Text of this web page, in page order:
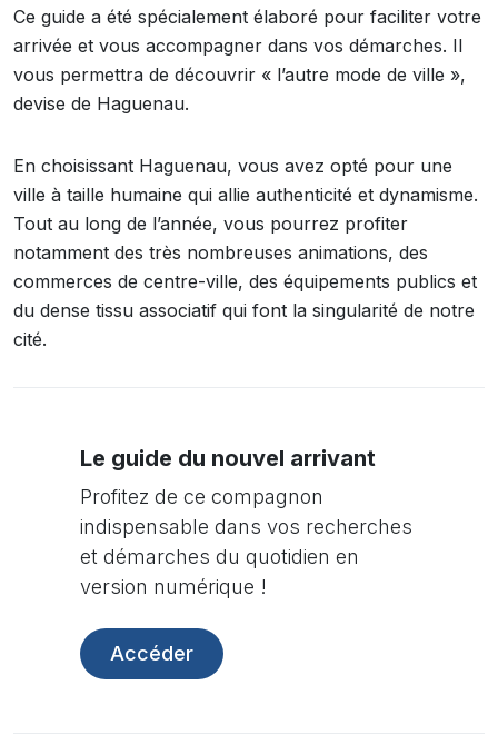
Ce guide a été spécialement élaboré pour faciliter votre
arrivée et vous accompagner dans vos démarches. Il
vous permettra de découvrir « l’autre mode de ville »,
devise de Haguenau.
En choisissant Haguenau, vous avez opté pour une
ville à taille humaine qui allie authenticité et dynamisme.
Tout au long de l’année, vous pourrez profiter
notamment des très nombreuses animations, des
commerces de centre-ville, des équipements publics et
du dense tissu associatif qui font la singularité de notre
cité.
Le guide du nouvel arrivant
Profitez de ce compagnon
indispensable dans vos recherches
et démarches du quotidien en
version numérique !
Accéder